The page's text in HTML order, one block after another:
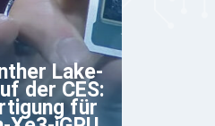
Lake-
der CES:
für